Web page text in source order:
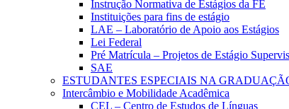
Instrução Normativa de Estágios da FE
Instituições para fins de estágio
LAE – Laboratório de Apoio aos Estágios
Lei Federal
Pré Matrícula – Projetos de Estágio
SAE
ESTUDANTES ESPECIAIS NA
Intercâmbio e Mobilidade Acadêmica
CEL – Centro de Estudos de Línguas